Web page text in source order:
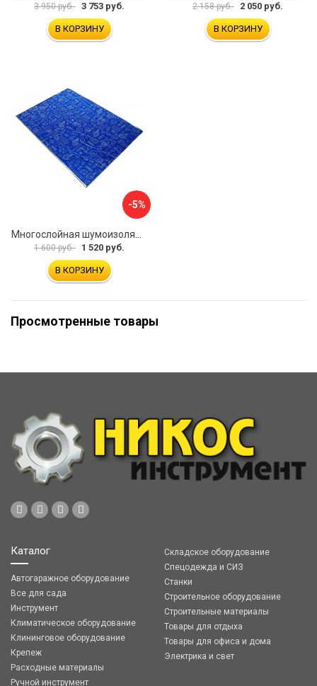
3 950 руб. 3 753 руб.
В КОРЗИНУ
2 158 руб. 2 050 руб.
В КОРЗИНУ
-5%
1 600 руб. 1 520 руб.
В КОРЗИНУ
Просмотренные товары
Каталог
Автогаражное оборудование
Все для сада
Инструмент
Климатическое оборудование
Клининговое оборудование
Крепеж
Расходные материалы
Ручной инструмент
Складское оборудование
Спецодежда и СИЗ
Станки
Строительное оборудование
Строительные материалы
Товары для отдыха
Товары для офиса и дома
Электрика и свет